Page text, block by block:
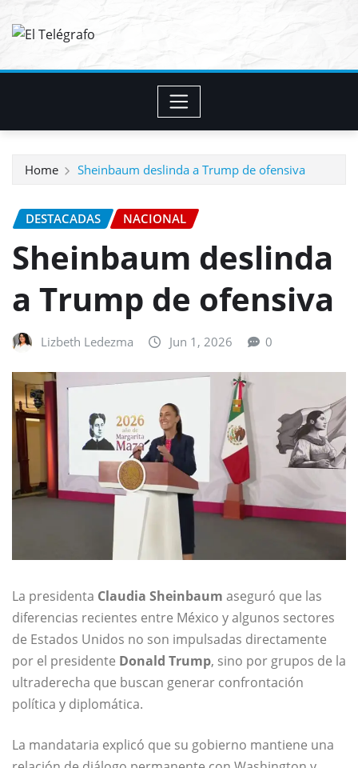
Home Sheinbaum deslinda a Trump de ofensiva
DESTACADAS NACIONAL
Sheinbaum deslinda
a Trump de ofensiva
Lizbeth Ledezma Jun 1, 2026 0
La presidenta Claudia Sheinbaum aseguró que las
diferencias recientes entre México y algunos sectores
de Estados Unidos no son impulsadas directamente
por el presidente Donald Trump, sino por grupos de la
ultraderecha que buscan generar confrontación
política y diplomática.
La mandataria explicó que su gobierno mantiene una